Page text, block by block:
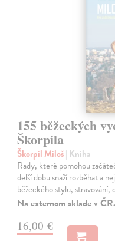
155 běžeckých
Škorpila
Škorpil Miloš| Kniha
Rady, které pomohou
delší dobu snaží rozběhat a
běžeckého stylu,
Na externom sklade v
16,00 €